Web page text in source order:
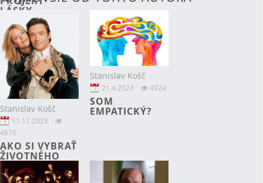
LÁSKY
Stanislav Košč
11.11.2023
4670
AKO SI VYBRAŤ
ŽIVOTNÉHO
PARTNERA –
ROZHOVOR S
Stanislav Košč
21.4.2023 4924
SOM
EMPATICKÝ?